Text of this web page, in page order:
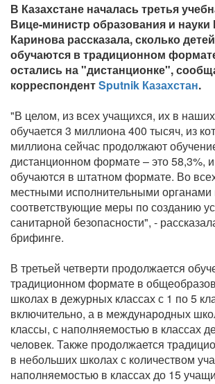
В Казахстане началась третья
Вице-министр образования и
Каринова рассказала, сколько
обучаются в традиционном
остались на "дистанционке",
корреспондентSputnik Казахстан.
"В целом, из всех учащихся, их в
обучается 3 миллиона 400 тысяч, из
миллиона сейчас продолжают
дистанционном формате – это 58,3%,
обучаются в штатном формате. Во
местными исполнительными
соответствующие меры по созданию
санитарной безопасности", -
брифинге.
В третьей четверти продолжается
традиционном формате в
школах в дежурных классах с 1 по 5
включительно, а в международных
классы, с наполняемостью в классах
человек. Также продолжается
в небольших школах с количеством
наполняемостью в классах до 15